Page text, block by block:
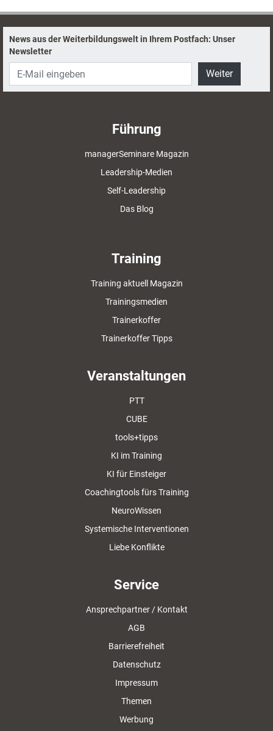
News aus der Weiterbildungswelt in Ihrem Postfach: Unser
Newsletter
Weiter
Führung
managerSeminare Magazin
Leadership-Medien
Self-Leadership
Das Blog
Training
Training aktuell Magazin
Trainingsmedien
Trainerkoffer
Trainerkoffer Tipps
Veranstaltungen
PTT
CUBE
tools+tipps
KI im Training
KI für Einsteiger
Coachingtools fürs Training
NeuroWissen
Systemische Interventionen
Liebe Konflikte
Service
Ansprechpartner / Kontakt
AGB
Barrierefreiheit
Datenschutz
Impressum
Themen
Werbung